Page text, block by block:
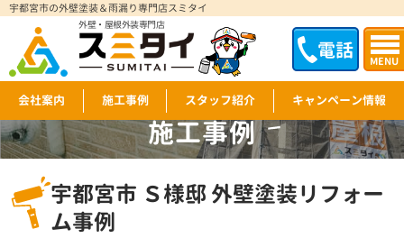
電話 MENU
宇都宮市の外壁塗装＆雨漏り専門店スミタイ
外壁・屋根外装専門店
会社案内 施工事例 スタッフ紹介 キャンペーン情報
施工事例
WORKS
宇都宮市 Ｓ様邸 外壁塗装リフォー
ム事例